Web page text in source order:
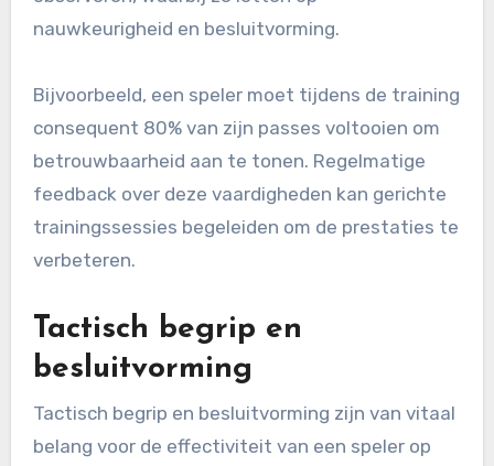
nauwkeurigheid en besluitvorming.
Bijvoorbeeld, een speler moet tijdens de training
consequent 80% van zijn passes voltooien om
betrouwbaarheid aan te tonen. Regelmatige
feedback over deze vaardigheden kan gerichte
trainingssessies begeleiden om de prestaties te
verbeteren.
Tactisch begrip en
besluitvorming
Tactisch begrip en besluitvorming zijn van vitaal
belang voor de effectiviteit van een speler op